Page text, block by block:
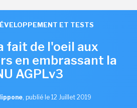
ET TESTS
fait de l'oeil aux
en embrassant la
AGPLv3
, publié le 12 Juillet 2019